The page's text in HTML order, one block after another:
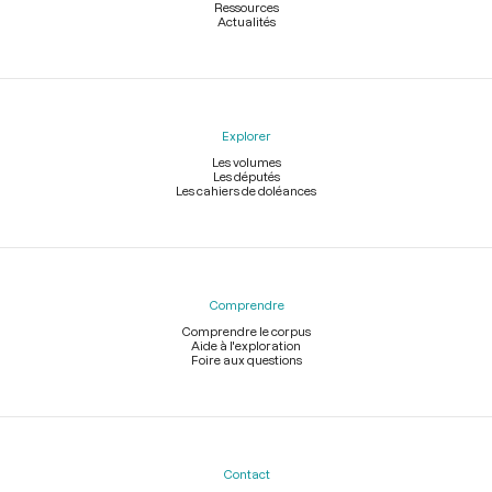
Ressources
Actualités
Explorer
Les volumes
Les députés
Les cahiers de doléances
Comprendre
Comprendre le corpus
Aide à l'exploration
Foire aux questions
Contact